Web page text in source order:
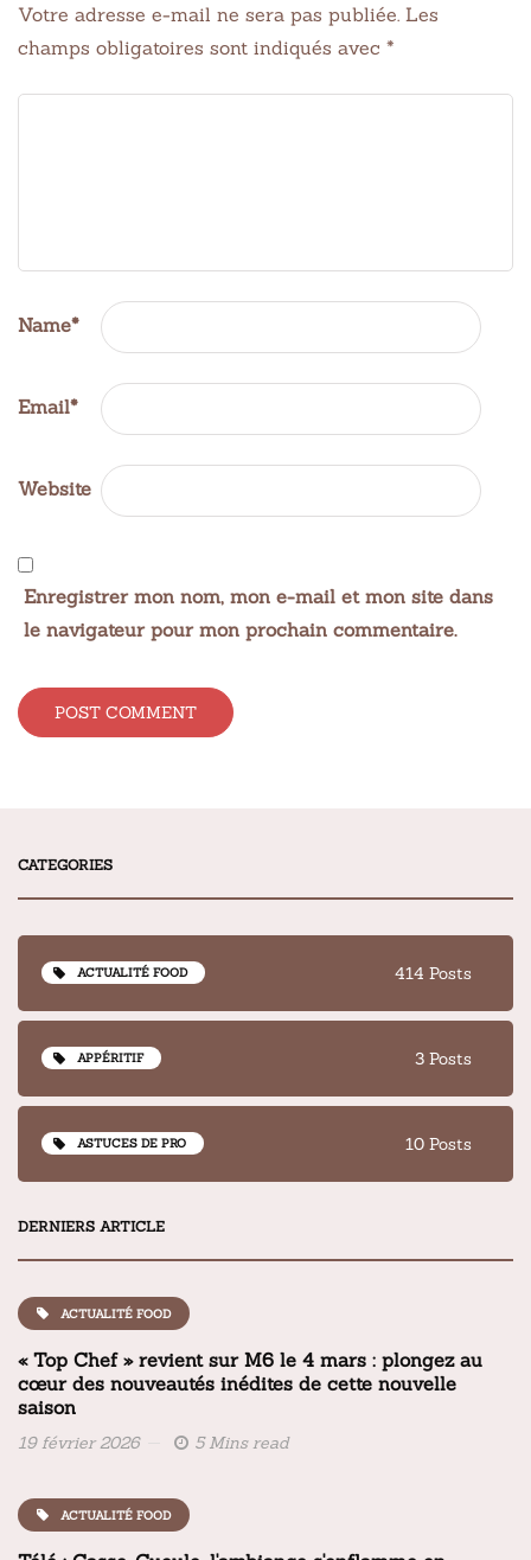
Votre adresse e-mail ne sera pas publiée. Les
champs obligatoires sont indiqués avec *
Name*
Email*
Website
Enregistrer mon nom, mon e-mail et mon site dans
le navigateur pour mon prochain commentaire.
CATEGORIES
ACTUALITÉ FOOD 414 Posts
APPÉRITIF 3 Posts
ASTUCES DE PRO 10 Posts
DERNIERS ARTICLE
ACTUALITÉ FOOD
« Top Chef » revient sur M6 le 4 mars : plongez au
cœur des nouveautés inédites de cette nouvelle
saison
19 février 2026 5 Mins read
ACTUALITÉ FOOD